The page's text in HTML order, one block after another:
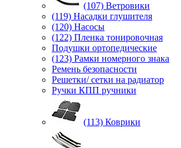
(107) Ветровики
(119) Насадки глушителя
(120) Насосы
(122) Пленка тонировочная
Подушки ортопедические
(123) Рамки номерного знака
Ремень безопасности
Решетки/ сетки на радиатор
Ручки КПП ручники
(113) Коврики